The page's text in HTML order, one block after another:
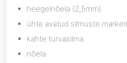
heegelnõela (2,5mm)
ühte avatud silmuste
kahte turvasilma
nõela